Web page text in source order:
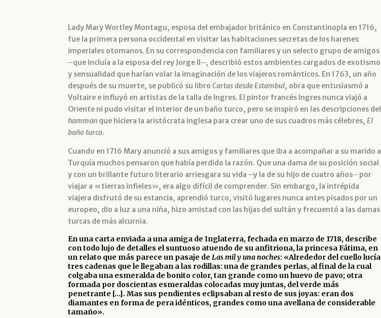
Lady Mary Wortley Montagu, esposa del embajador británico en Constantinopla en 1716,
fue la primera persona occidental en visitar las habitaciones secretas de los harenes
imperiales otomanos. En su correspondencia con familiares y un selecto grupo de amigos
─que incluía a la esposa del rey Jorge II─, describió estos ambientes cargados de exotismo
y sensualidad que harían volar la imaginación de los viajeros románticos. En 1763, un año
después de su muerte, se publicó su libroCartasdesde Estambul, obra que entusiasmó a
Voltaire e influyó en artistas de la talla de Ingres. El pintor francés lngres nunca viajó a
Oriente ni pudo visitar el interior de un baño turco, pero se inspiró en las descripciones del
hamman que hiciera la aristócrata inglesa para crear uno de sus cuadros más célebres,El
baño turco.
Cuando en 1716 Mary anunció a sus amigos y familiares que iba a acompañar a su marido a
Turquía muchos pensaron que había perdido la razón. Que una dama de su posición social
y con un brillante futuro literario arriesgara su vida ─y la de su hijo de cuatro años─ por
viajar a «tierras infieles», era algo difícil de comprender. Sin embargo, la intrépida
viajera disfrutó de su estancia, aprendió turco, visitó lugares nunca antes pisados por un
europeo, dio a luz a una niña, hizo amistad con las hijas del sultán y frecuentó a las damas
turcas de más alcurnia.
En una carta enviada a una amiga de Inglaterra, fechada en marzo de 1718, describe
con todo lujo de detalles el suntuoso atuendo de su anfitriona, la princesa Fátima, en
un relato que más parece un pasaje deLas mil y una noches: «Alrededor del cuello lucía
tres cadenas que le llegaban a las rodillas: una de grandes perlas, al final de la cual
colgaba una esmeralda de bonito color, tan grande como un huevo de pavo; otra
formada por doscientas esmeraldas colocadas muy juntas, del verde más
penetrante […]. Mas sus pendientes eclipsaban al resto de sus joyas: eran dos
diamantes en forma de pera idénticos, grandes como una avellana de considerable
tamaño».